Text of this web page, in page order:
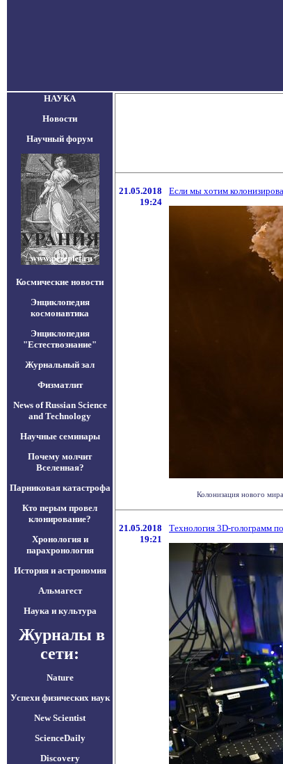
НАУКА
Новости
Научный форум
Космические новости
Энциклопедия
космонавтика
Энциклопедия
"Естествознание"
Журнальный зал
Физматлит
News of Russian Science
and Technology
Научные семинары
Почему молчит
Вселенная?
Парниковая катастрофа
Кто перым провел
клонирование?
Хронология и
парахронология
История и астрономия
Альмагест
Наука и культура
Журналы в
сети:
Nature
Успехи физических наук
New Scientist
ScienceDaily
Discovery
21.05.2018
19:24
Если мы хотим
Колонизация нового
21.05.2018
19:21
Технология 3D-голограмм